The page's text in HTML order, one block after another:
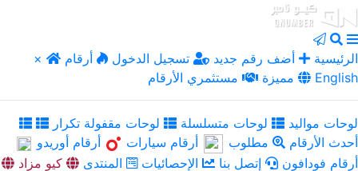
× الرئيسية أضف رقم جديد تسجيل الدخول
أرقام
مميزة
مستثمري الأرقام English
لوحات مواليد لوحات متسلسلة
لوحات مقفولة تكرار
أحدث الأرقام
مطلوب أرقام سيارات
أرقام أوريدو
أرقام فودافون
إتصل بنا الإحصائيات المنتدى
كيو مزاد